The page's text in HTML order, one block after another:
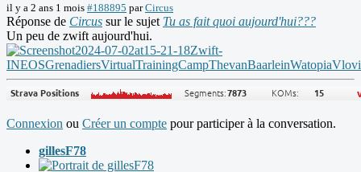
il y a 2 ans 1 mois #188895 parCircus
Réponse de Circus sur le sujet Tu as fait quoi aujourd'hui???
Un peu de zwift aujourd'hui.
Connexion ou Créer un compte pour participer à la conversation.
gillesF78